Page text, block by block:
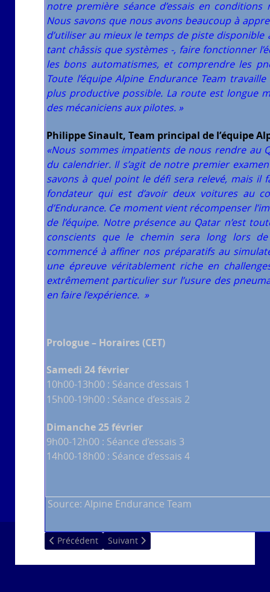
notre première séance d’essais en
Nous savons que nous avons beaucoup à
d’utiliser au mieux le temps de piste
tant châssis que systèmes -, faire fonctionner
les bons automatismes, et comprendre les
Toute l’équipe Alpine Endurance Team
plus productive possible. La route est longue
des mécaniciens aux pilotes. »
Philippe Sinault, Team principal de l’équipe
«Nous sommes impatients de nous rendre au
du calendrier. Il s’agit de notre premier
savons à quel point le défi sera relevé, mais il
fondateur qui est d’avoir deux voitures au
d’Endurance. Ce moment vient récompenser
de l’équipe. Notre présence au Qatar n’est
conscients que le chemin sera long lors de
commencé à affiner nos préparatifs au
une épreuve véritablement riche en
extrêmement particulier sur l’usure des
en faire l’expérience. »
Prologue – Horaires (CET)
Samedi 24 février
10h00-13h00 : Séance d’essais 1
15h00-19h00 : Séance d’essais 2
Dimanche 25 février
9h00-12h00 : Séance d’essais 3
14h00-18h00 : Séance d’essais 4
Source: Alpine Endurance Team
Article précédent : Les horaires du Prologue du FIA
Précédent Article suivant : Présentation des
Suivant